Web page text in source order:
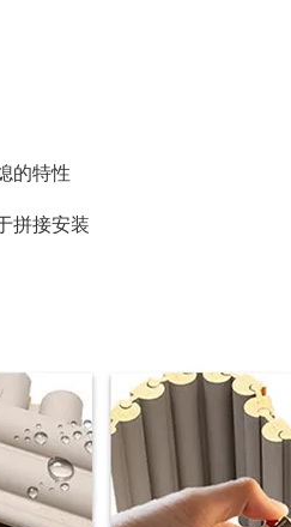
的特性
拼接安装